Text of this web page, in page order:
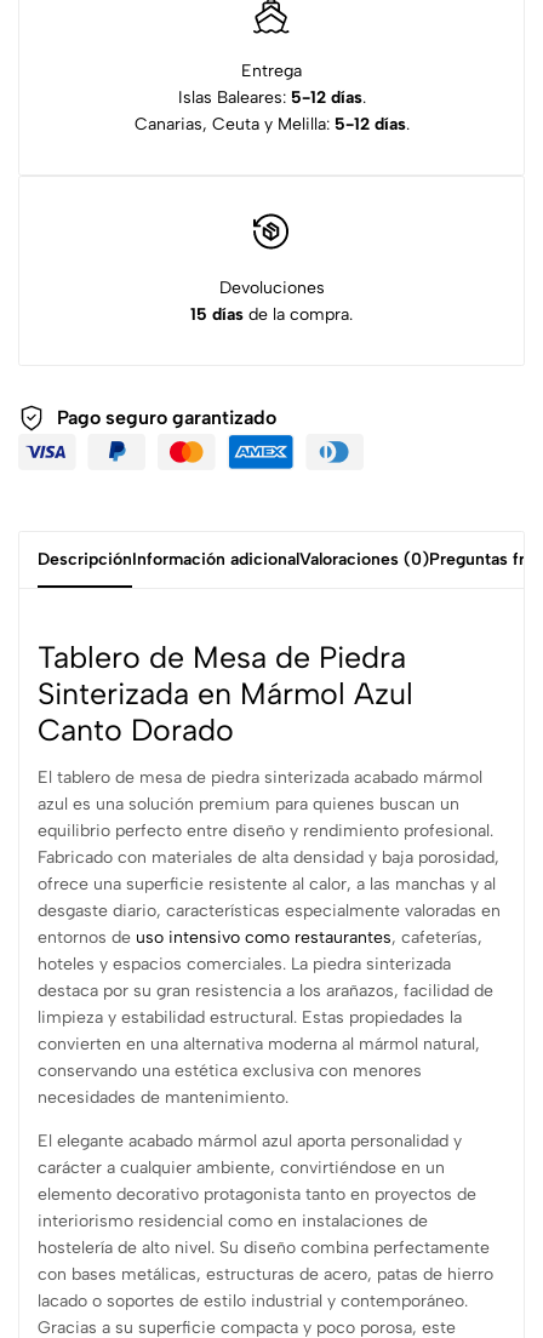
Entrega
Islas Baleares: 5-12 días.
Canarias, Ceuta y Melilla: 5-12 días.
Devoluciones
15 días de la compra.
Pago seguro garantizado
DescripciónInformación adicionalValoraciones (0)Preguntas
Tablero de Mesa de Piedra
Sinterizada en Mármol Azul
Canto Dorado
El tablero de mesa de piedra sinterizada acabado mármol
azul es una solución premium para quienes buscan un
equilibrio perfecto entre diseño y rendimiento profesional.
Fabricado con materiales de alta densidad y baja porosidad,
ofrece una superficie resistente al calor, a las manchas y al
desgaste diario, características especialmente valoradas en
entornos de uso intensivo como restaurantes, cafeterías,
hoteles y espacios comerciales. La piedra sinterizada
destaca por su gran resistencia a los arañazos, facilidad de
limpieza y estabilidad estructural. Estas propiedades la
convierten en una alternativa moderna al mármol natural,
conservando una estética exclusiva con menores
necesidades de mantenimiento.
El elegante acabado mármol azul aporta personalidad y
carácter a cualquier ambiente, convirtiéndose en un
elemento decorativo protagonista tanto en proyectos de
interiorismo residencial como en instalaciones de
hostelería de alto nivel. Su diseño combina perfectamente
con bases metálicas, estructuras de acero, patas de hierro
lacado o soportes de estilo industrial y contemporáneo.
Gracias a su superficie compacta y poco porosa, este